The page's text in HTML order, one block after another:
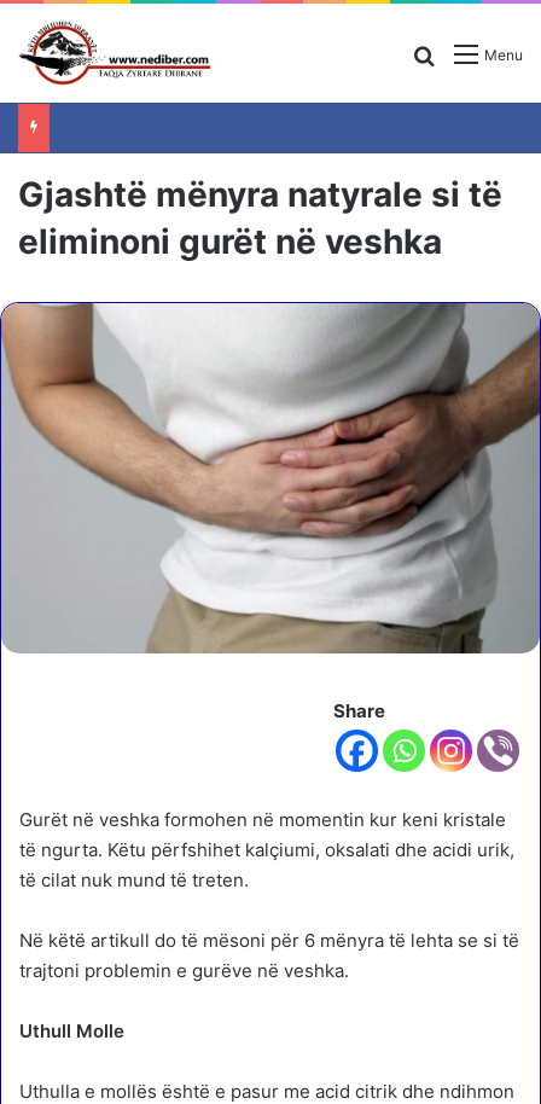
Menu
Search for
Gjashtë mënyra natyrale si të
eliminoni gurët në veshka
Share
Gurët në veshka formohen në momentin kur keni kristale
të ngurta. Këtu përfshihet kalçiumi, oksalati dhe acidi urik,
të cilat nuk mund të treten.
Në këtë artikull do të mësoni për 6 mënyra të lehta se si të
trajtoni problemin e gurëve në veshka.
Uthull Molle
Uthulla e mollës është e pasur me acid citrik dhe ndihmon